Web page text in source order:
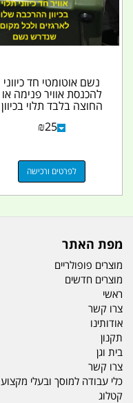
נשם אוטומטי חד כיווני
להכנסת אוויר פנימה או
החוצה בלבד תלוי בכיוון
₪25
לפרטים ורכישה
מפת האתר
מוצרים פופולריים
מוצרים חדשים
ראשי
צרו קשר
אודותינו
תקנון
בית וגן
צרו קשר
כלי עבודה למוסך ובעלי מקצוע
קטלוג